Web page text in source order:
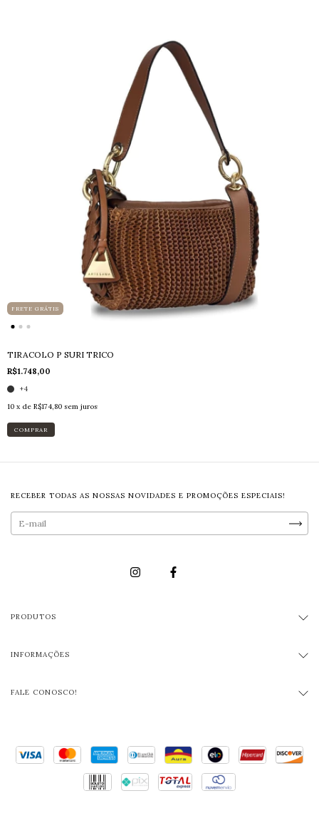
FRETE GRÁTIS
TIRACOLO P SURI TRICO
R$1.748,00
+4
10 x de R$174,80 sem juros
COMPRAR
RECEBER TODAS AS NOSSAS NOVIDADES E PROMOÇÕES ESPECIAIS!
PRODUTOS
INFORMAÇÕES
FALE CONOSCO!